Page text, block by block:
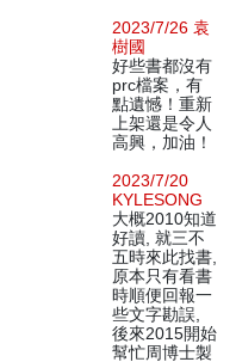
2023/7/26 袁
樹國
好些書都沒有
prc檔案，有
點遺憾！重新
上架還是令人
高興，加油！
2023/7/20
KYLESONG
大概2010知道
好讀, 就三不
五時來此找書,
原本只有看書
時順便回報一
些文字勘誤,
後來2015開始
幫忙周博士製